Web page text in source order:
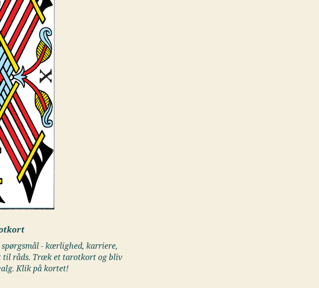
- kærlighed, karriere,
til råds. Træk et tarotkort og bliv
Klik på kortet!